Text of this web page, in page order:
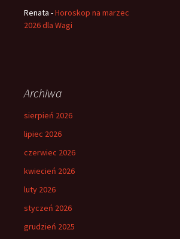
Renata -Horoskop na marzec
2026 dla Wagi
Archiwa
sierpień 2026
lipiec 2026
czerwiec 2026
kwiecień 2026
luty 2026
styczeń 2026
grudzień 2025